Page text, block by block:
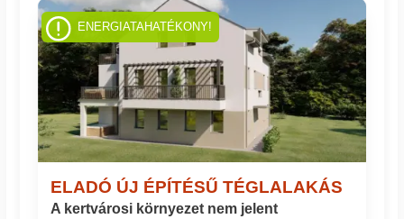
ELADÓ ÚJ ÉPÍTÉSŰ TÉGLALAKÁS
A kertvárosi környezet nem jelent
ENERGIATAHATÉKONY!